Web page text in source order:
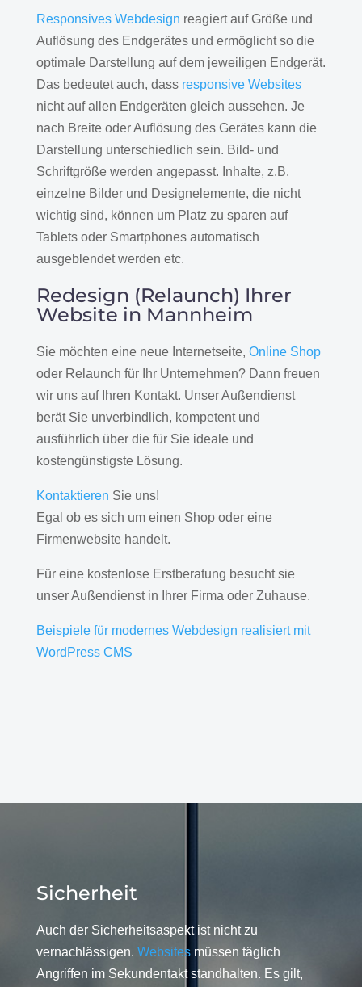
Responsives Webdesign reagiert auf Größe und
Auflösung des Endgerätes und ermöglicht so die
optimale Darstellung auf dem jeweiligen Endgerät.
Das bedeutet auch, dass responsive Websites
nicht auf allen Endgeräten gleich aussehen. Je
nach Breite oder Auflösung des Gerätes kann die
Darstellung unterschiedlich sein. Bild- und
Schriftgröße werden angepasst. Inhalte, z.B.
einzelne Bilder und Designelemente, die nicht
wichtig sind, können um Platz zu sparen auf
Tablets oder Smartphones automatisch
ausgeblendet werden etc.
Redesign (Relaunch) Ihrer
Website in Mannheim
Sie möchten eine neue Internetseite, Online Shop
oder Relaunch für Ihr Unternehmen? Dann freuen
wir uns auf Ihren Kontakt. Unser Außendienst
berät Sie unverbindlich, kompetent und
ausführlich über die für Sie ideale und
kostengünstigste Lösung.
Kontaktieren Sie uns!
Egal ob es sich um einen Shop oder eine
Firmenwebsite handelt.
Für eine kostenlose Erstberatung besucht sie
unser Außendienst in Ihrer Firma oder Zuhause.
Beispiele für modernes Webdesign realisiert mit
WordPress CMS
Sicherheit
Auch der Sicherheitsaspekt ist nicht zu
vernachlässigen. Websitesmüssen täglich
Angriffen im Sekundentakt standhalten. Es gilt,